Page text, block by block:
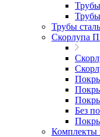
Трубы
Скорлупа
Без
Комплекты